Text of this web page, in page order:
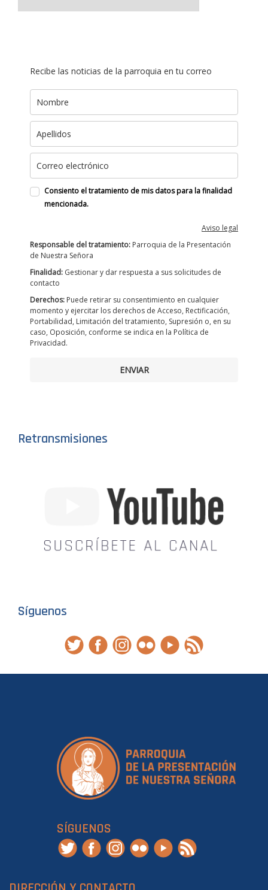
Recibe las noticias de la parroquia en tu correo
Consiento el tratamiento de mis datos para la finalidad
mencionada.
Aviso legal
Responsable del tratamiento: Parroquia de la Presentación
de Nuestra Señora
Finalidad: Gestionar y dar respuesta a sus solicitudes de
contacto
Derechos: Puede retirar su consentimiento en cualquier
momento y ejercitar los derechos de Acceso, Rectificación,
Portabilidad, Limitación del tratamiento, Supresión o, en su
caso, Oposición, conforme se indica en la Política de
Privacidad.
ENVIAR
Retransmisiones
Síguenos
SÍGUENOS